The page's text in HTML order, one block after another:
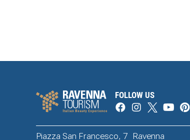
FOLLOW US
Piazza San Francesco, 7 Ravenna